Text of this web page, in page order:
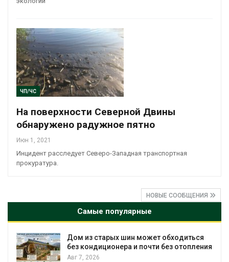
ЧП/ЧС
На поверхности Северной Двины
обнаружено радужное пятно
Июн 1, 2021
Инцидент расследует Северо-Западная транспортная
прокуратура.
НОВЫЕ СООБЩЕНИЯ
Самые популярные
Дом из старых шин может обходиться
без кондиционера и почти без отопления
Авг 7, 2026